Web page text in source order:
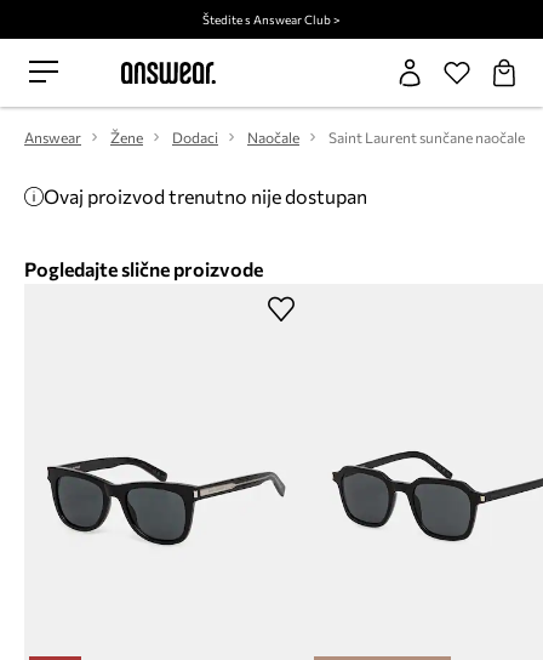
Štedite s Answear Club >
Answear Žene Dodaci Naočale Saint Laurent sunčane naočale
Ovaj proizvod trenutno nije dostupan
Pogledajte slične proizvode